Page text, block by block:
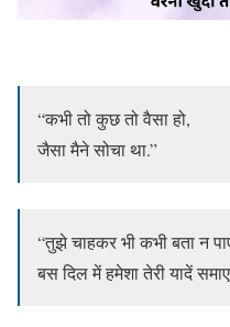
“कभी तो कुछ तो वैसा हो,
जैसा मैने सोचा था.”
“तुझे चाहकर भी कभी बता न
बस दिल में हमेशा तेरी यादें